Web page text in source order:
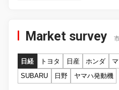
Market survey
日経 トヨタ 日産 ホンダ
SUBARU
日野 ヤマハ発動機